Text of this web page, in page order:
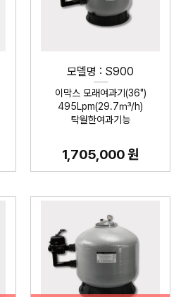
모델명 : S900
이막스 모래여과기(36")
495Lpm(29.7㎥/h)
탁월한여과기능
1,705,000 원